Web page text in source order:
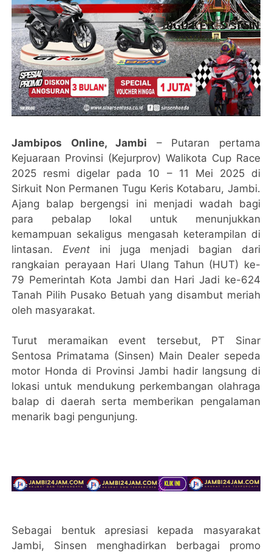
Jambipos Online, Jambi – Putaran pertama
Kejuaraan Provinsi (Kejurprov) Walikota Cup Race
2025 resmi digelar pada 10 – 11 Mei 2025 di
Sirkuit Non Permanen Tugu Keris Kotabaru, Jambi.
Ajang balap bergengsi ini menjadi wadah bagi
para pebalap lokal untuk menunjukkan
kemampuan sekaligus mengasah keterampilan di
lintasan. Event ini juga menjadi bagian dari
rangkaian perayaan Hari Ulang Tahun (HUT) ke-
79 Pemerintah Kota Jambi dan Hari Jadi ke-624
Tanah Pilih Pusako Betuah yang disambut meriah
oleh masyarakat.
Turut meramaikan event tersebut, PT Sinar
Sentosa Primatama (Sinsen) Main Dealer sepeda
motor Honda di Provinsi Jambi hadir langsung di
lokasi untuk mendukung perkembangan olahraga
balap di daerah serta memberikan pengalaman
menarik bagi pengunjung.
Sebagai bentuk apresiasi kepada masyarakat
Jambi, Sinsen menghadirkan berbagai promo